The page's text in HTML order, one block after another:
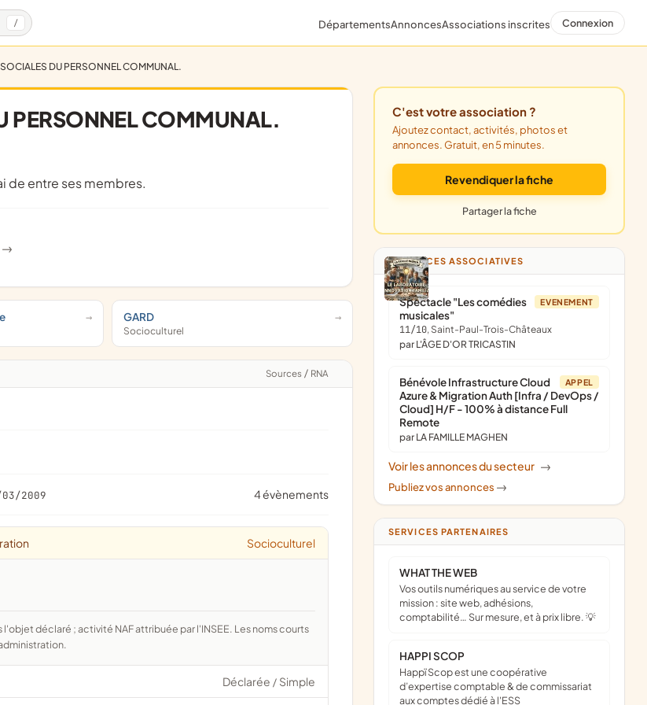
/ DépartementsAnnoncesAssociations inscrites Connexion
DU PERSONNEL COMMUNAL.
PERSONNEL COMMUNAL.
de entre ses membres.
->
GARD
Socioculturel
Sources / RNA
2009 4 évènements
Socioculturel
Déclarée / Simple
C'est votre association ?
Ajoutez contact, activités, photos et
annonces. Gratuit, en 5 minutes.
Revendiquer la fiche
Partager la fiche
ANNONCES ASSOCIATIVES
EVENEMENT
Spectacle "Les comédies
musicales"
11/10, Saint-Paul-Trois-Châteaux
par L'ÂGE D'OR TRICASTIN
APPEL
Bénévole Infrastructure Cloud
Azure & Migration Auth [Infra / DevOps /
Cloud] H/F - 100% à distance Full
Remote
par LA FAMILLE MAGHEN
Voir les annonces du secteur ->
Publiez vos annonces ->
SERVICES PARTENAIRES
WHAT THE WEB
Vos outils numériques au service de votre
mission : site web, adhésions,
comptabilité… Sur mesure, et à prix libre. 💡
HAPPI SCOP
Happï Scop est une coopérative
d’expertise comptable & de commissariat
aux comptes dédié à l'ESS